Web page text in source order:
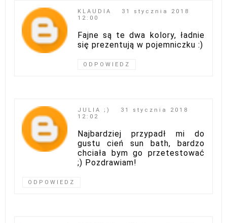
KLAUDIA
31 stycznia 2018
12:00
Fajne są te dwa kolory, ładnie
się prezentują w pojemniczku :)
ODPOWIEDZ
JULIA ;)
31 stycznia 2018
12:02
Najbardziej przypadł mi do
gustu cień sun bath, bardzo
chciała bym go przetestować
;) Pozdrawiam!
ODPOWIEDZ